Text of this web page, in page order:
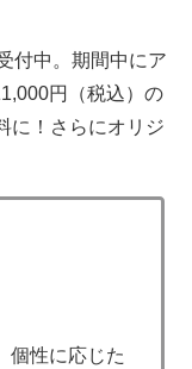
付中。期間中にア
円（税込）の
に！ さらにオリジ
個性に応じた